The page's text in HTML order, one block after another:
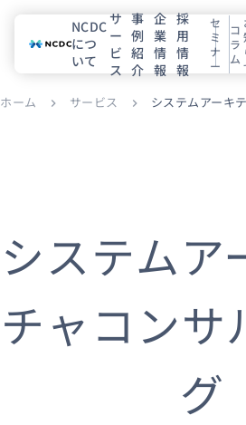
NCDCについて
サービス
採用情報
セミナー
エンジニアブログ（Zenn）
NCDC
につ
いて
サ
ー
ビ
ス
事
例
紹
介
企
業
情
報
採
用
情
報
セ
ミ
ナ
ー
コ
ラ
ム
ホーム chevron_right サービス chevron_right システムアーキ
システムア
チャコンサ
グ